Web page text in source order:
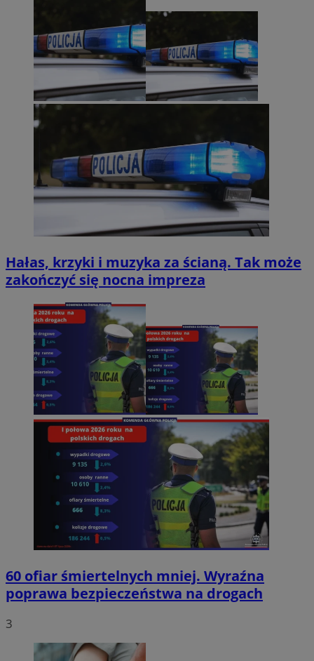
Hałas, krzyki i muzyka za ścianą. Tak może
zakończyć się nocna impreza
60 ofiar śmiertelnych mniej. Wyraźna
poprawa bezpieczeństwa na drogach
3